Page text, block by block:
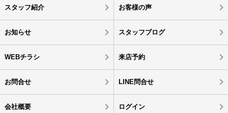
スタッフ紹介 お客様の声
お知らせ スタッフブログ
WEBチラシ 来店予約
お問合せ LINE問合せ
会社概要 ログイン